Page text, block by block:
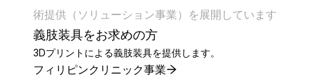
術提供（ソリューション事業）を展開しています
義肢装具をお求めの方
3Dプリントによる義肢装具を提供します。
フィリピンクリニック事業